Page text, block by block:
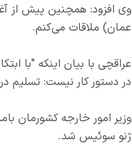
وی افزود: همچنین پیش از
عمان) ملاقات می‌کنم.
عراقچی با بیان اینکه "با
در دستور کار نیست: تسلیم
وزیر امور خارجه کشورمان
ژنو سوئیس شد.